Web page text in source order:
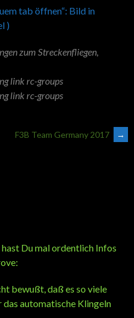
tab öffnen“: Bild in
)
zum Streckenfliegen,
link rc-groups
link rc-groups
F3B Team Germany 2017 →
Du mal ordentlich Infos
bewußt, daß es so viele
das automatische Klingeln